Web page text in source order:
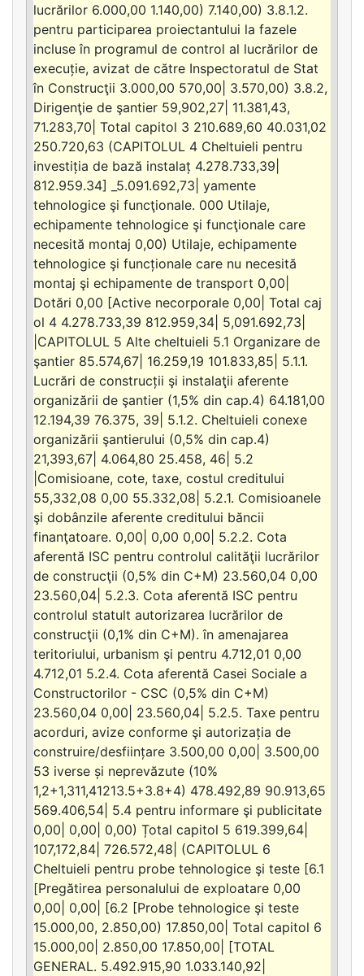
lucrărilor 6.000,00 1.140,00) 7.140,00) 3.8.1.2.
pentru participarea proiectantului la fazele
incluse în programul de control al lucrărilor de
execuție, avizat de către Inspectoratul de Stat
în Construcţii 3.000,00 570,00| 3.570,00) 3.8.2,
Dirigenţie de şantier 59,902,27| 11.381,43,
71.283,70| Total capitol 3 210.689,60 40.031,02
250.720,63 (CAPITOLUL 4 Cheltuieli pentru
investiția de bază instalaț 4.278.733,39|
812.959.34] _5.091.692,73| yamente
tehnologice şi funcţionale. 000 Utilaje,
echipamente tehnologice şi funcţionale care
necesită montaj 0,00) Utilaje, echipamente
tehnologice şi funcționale care nu necesită
montaj şi echipamente de transport 0,00|
Dotări 0,00 [Active necorporale 0,00| Total caj
ol 4 4.278.733,39 812.959,34| 5,091.692,73|
|CAPITOLUL 5 Alte cheltuieli 5.1 Organizare de
şantier 85.574,67| 16.259,19 101.833,85| 5.1.1.
Lucrări de construcții şi instalaţii aferente
organizării de şantier (1,5% din cap.4) 64.181,00
12.194,39 76.375, 39| 5.1.2. Cheltuieli conexe
organizării şantierului (0,5% din cap.4)
21,393,67| 4.064,80 25.458, 46| 5.2
|Comisioane, cote, taxe, costul creditului
55,332,08 0,00 55.332,08| 5.2.1. Comisioanele
şi dobânzile aferente creditului băncii
finanţatoare. 0,00| 0,00 0,00| 5.2.2. Cota
aferentă ISC pentru controlul calităţii lucrărilor
de construcţii (0,5% din C+M) 23.560,04 0,00
23.560,04| 5.2.3. Cota aferentă ISC pentru
controlul statult autorizarea lucrărilor de
construcţii (0,1% din C+M). în amenajarea
teritoriului, urbanism şi pentru 4.712,01 0,00
4.712,01 5.2.4. Cota aferentă Casei Sociale a
Constructorilor - CSC (0,5% din C+M)
23.560,04 0,00| 23.560,04| 5.2.5. Taxe pentru
acorduri, avize conforme şi autorizația de
construire/desființare 3.500,00 0,00| 3.500,00
53 iverse și neprevăzute (10%
1,2+1,311,41213.5+3.8+4) 478.492,89 90.913,65
569.406,54| 5.4 pentru informare şi publicitate
0,00| 0,00| 0,00) Țotal capitol 5 619.399,64|
107,172,84| 726.572,48| (CAPITOLUL 6
Cheltuieli pentru probe tehnologice şi teste [6.1
[Pregătirea personalului de exploatare 0,00
0,00| 0,00| [6.2 [Probe tehnologice şi teste
15.000,00, 2.850,00) 17.850,00| Total capitol 6
15.000,00| 2.850,00 17.850,00| [TOTAL
GENERAL. 5.492.915,90 1.033.140,92|